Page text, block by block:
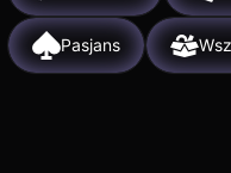
Pasjans